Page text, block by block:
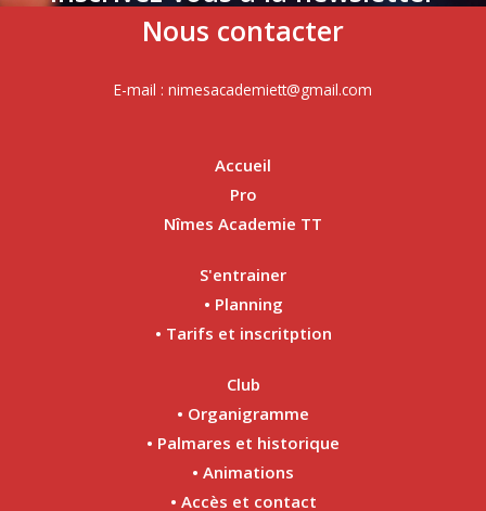
Nous contacter
E-mail : nimesacademiett@gmail.com
Accueil
Pro
Nîmes Academie TT
S'entrainer
• Planning
• Tarifs et inscritption
Club
• Organigramme
• Palmares et historique
• Animations
• Accès et contact